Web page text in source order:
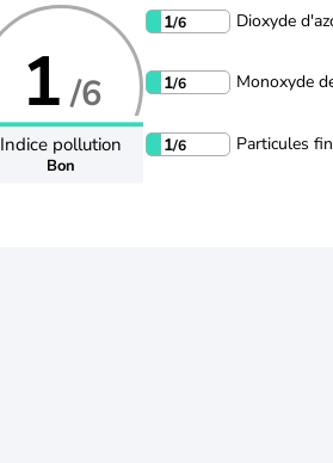
1 /6
Indice pollution
Bon
1/6 Dioxyde
1/6 Monoxyde
1/6 Particules